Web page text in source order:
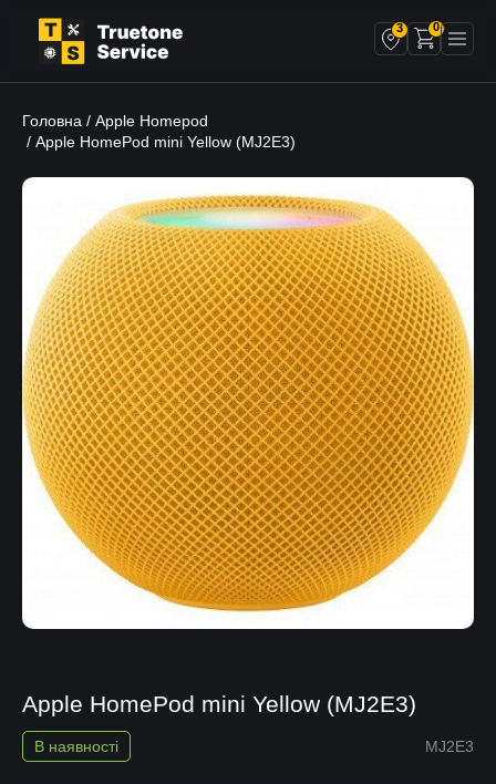
3 0
Головна / Apple Homepod
/ Apple HomePod mini Yellow (MJ2E3)
Apple HomePod mini Yellow (MJ2E3)
MJ2E3
В наявності